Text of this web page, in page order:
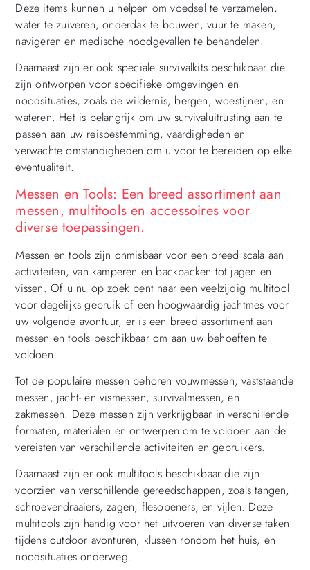
Deze items kunnen u helpen om voedsel te verzamelen,
water te zuiveren, onderdak te bouwen, vuur te maken,
navigeren en medische noodgevallen te behandelen.
Daarnaast zijn er ook speciale survivalkits beschikbaar die
zijn ontworpen voor specifieke omgevingen en
noodsituaties, zoals de wildernis, bergen, woestijnen, en
wateren. Het is belangrijk om uw survivaluitrusting aan te
passen aan uw reisbestemming, vaardigheden en
verwachte omstandigheden om u voor te bereiden op elke
eventualiteit.
Messen en Tools: Een breed assortiment aan
messen, multitools en accessoires voor
diverse toepassingen.
Messen en tools zijn onmisbaar voor een breed scala aan
activiteiten, van kamperen en backpacken tot jagen en
vissen. Of u nu op zoek bent naar een veelzijdig multitool
voor dagelijks gebruik of een hoogwaardig jachtmes voor
uw volgende avontuur, er is een breed assortiment aan
messen en tools beschikbaar om aan uw behoeften te
voldoen.
Tot de populaire messen behoren vouwmessen, vaststaande
messen, jacht- en vismessen, survivalmessen, en
zakmessen. Deze messen zijn verkrijgbaar in verschillende
formaten, materialen en ontwerpen om te voldoen aan de
vereisten van verschillende activiteiten en gebruikers.
Daarnaast zijn er ook multitools beschikbaar die zijn
voorzien van verschillende gereedschappen, zoals tangen,
schroevendraaiers, zagen, flesopeners, en vijlen. Deze
multitools zijn handig voor het uitvoeren van diverse taken
tijdens outdoor avonturen, klussen rondom het huis, en
noodsituaties onderweg.